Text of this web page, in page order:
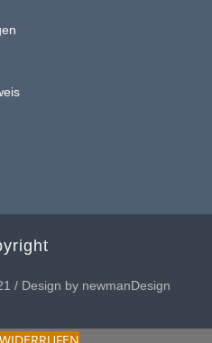
/ Design by newmanDesign